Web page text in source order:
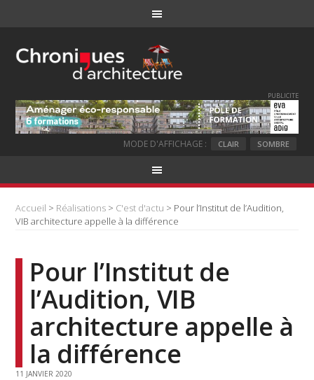
PUBLICITE
MODE D'AFFICHAGE : CLAIR SOMBRE
Accueil > Réalisations > C'est d'actu > Pour l’Institut de l’Audition,
VIB architecture appelle à la différence
Pour l’Institut de
l’Audition, VIB
architecture appelle à
la différence
11 JANVIER 2020